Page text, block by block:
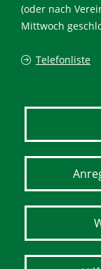
(oder nach
Mittwoch
Telefonliste